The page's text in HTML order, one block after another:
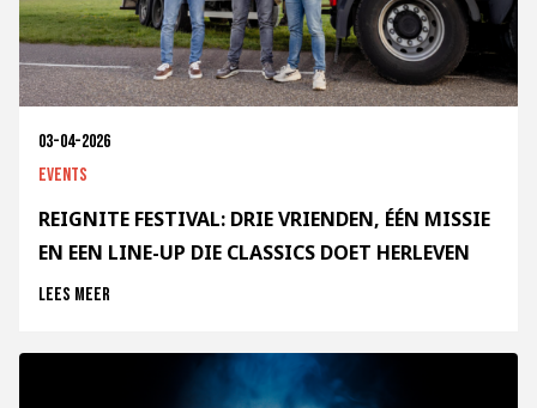
03-04-2026
Events
REIGNITE FESTIVAL: DRIE VRIENDEN, ÉÉN MISSIE
EN EEN LINE-UP DIE CLASSICS DOET HERLEVEN
Lees meer